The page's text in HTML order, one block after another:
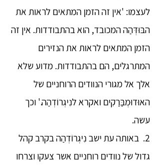
לעצמו: 'אין זה הזמן המתאים לראות את
הבּוּדְּהַה המכובד, הוא בהתבודדות. אין זה
הזמן המתאים לראות את הנזירים
המתרגלים, הם בהתבודדות. מדוע שלא
אלך אל מגורי הנוודים הרוחניים של
האוּדוּמְבַּרַקִים ואקרא לנִיגְרוֹדְהַה.' וכך
עשה.
2. באותה עת ישב נִיגְרוֹדְהַה בקרב קהל
גדול של נוודים רוחניים אשר צעקו וצרחו